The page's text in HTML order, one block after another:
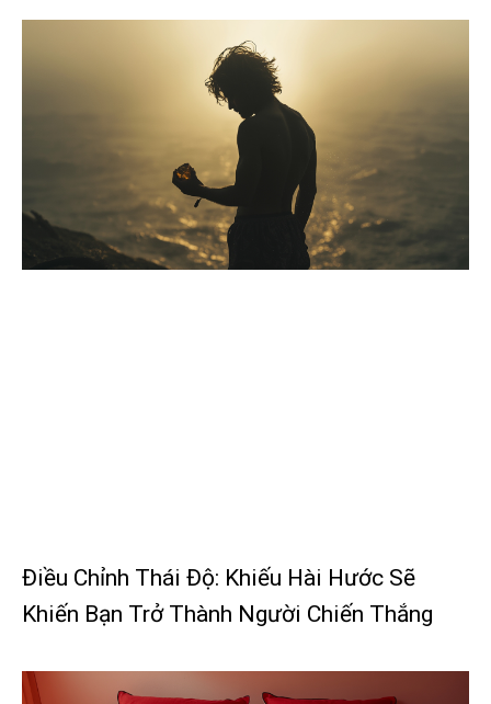
Điều Chỉnh Thái Độ: Khiếu Hài Hước Sẽ
Khiến Bạn Trở Thành Người Chiến Thắng